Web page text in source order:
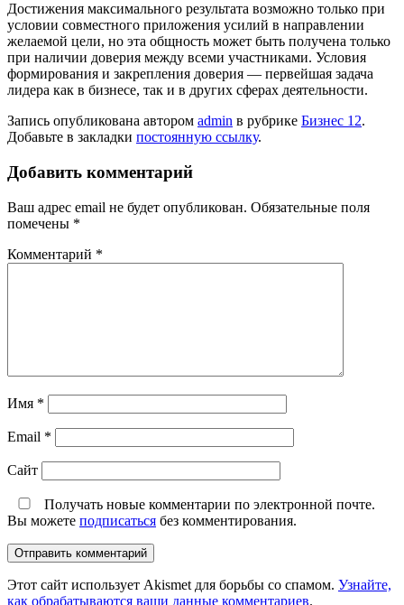
Достижения максимального результата возможно только при
условии совместного приложения усилий в направлении
желаемой цели, но эта общность может быть получена только
при наличии доверия между всеми участниками. Условия
формирования и закрепления доверия — первейшая задача
лидера как в бизнесе, так и в других сферах деятельности.
Запись опубликована автором admin в рубрике Бизнес 12.
Добавьте в закладки постоянную ссылку.
Добавить комментарий
Ваш адрес email не будет опубликован. Обязательные поля
помечены *
Комментарий *
Имя *
Email *
Сайт
Получать новые комментарии по электронной почте.
Вы можете подписаться без комментирования.
Этот сайт использует Akismet для борьбы со спамом. Узнайте,
как обрабатываются ваши данные комментариев.